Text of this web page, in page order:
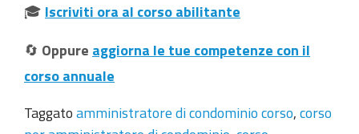
🎓 Iscriviti ora al corso abilitante
🔄 Oppure aggiorna le tue competenze con il
corso annuale
Taggatoamministratore di condominio corso,corso